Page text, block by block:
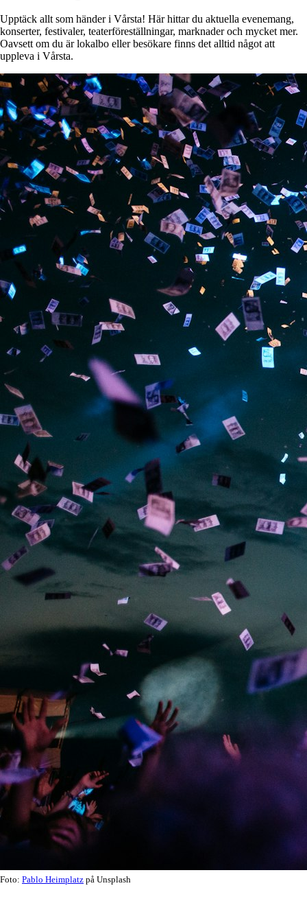
Upptäck allt som händer i Vårsta! Här hittar du aktuella evenemang,
konserter, festivaler, teaterföreställningar, marknader och mycket mer.
Oavsett om du är lokalbo eller besökare finns det alltid något att
uppleva i Vårsta.
Foto: Pablo Heimplatz på Unsplash